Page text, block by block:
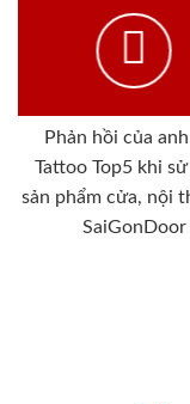
Phản hồi của
Tattoo Top5 khi
sản phẩm cửa, nội
SaiGonDoor